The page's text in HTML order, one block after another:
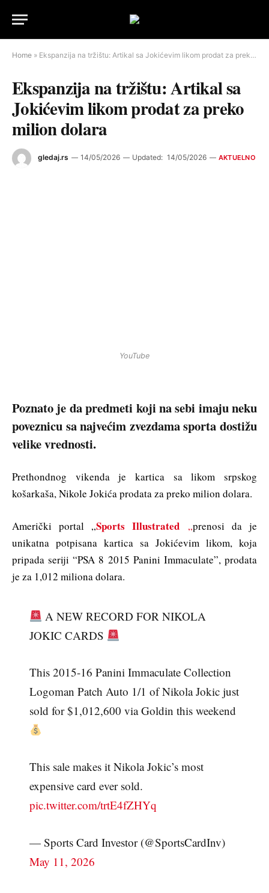
Home » Ekspanzija na tržištu: Artikal sa Jokićevim likom prodat za preko milion dolara
Ekspanzija na tržištu: Artikal sa
Jokićevim likom prodat za preko
milion dolara
gledaj.rs 14/05/2026 Updated: 14/05/2026 AKTUELNO
YouTube
Poznato je da predmeti koji na sebi imaju neku
poveznicu sa najvećim zvezdama sporta dostižu
velike vrednosti.
Prethondnog vikenda je kartica sa likom srpskog
košarkaša, Nikole Jokića prodata za preko milion dolara.
Američki portal „Sports Illustrated „prenosi da je
unikatna potpisana kartica sa Jokićevim likom, koja
pripada seriji “PSA 8 2015 Panini Immaculate”, prodata
je za 1,012 miliona dolara.
A NEW RECORD FOR NIKOLA
JOKIC CARDS
This 2015-16 Panini Immaculate Collection
Logoman Patch Auto 1/1 of Nikola Jokic just
sold for $1,012,600 via Goldin this weekend
This sale makes it Nikola Jokic’s most
expensive card ever sold.
pic.twitter.com/trtE4fZHYq
— Sports Card Investor (@SportsCardInv)
May 11, 2026